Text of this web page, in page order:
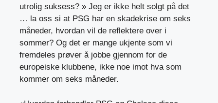
utrolig suksess? » Jeg er ikke helt solgt på det
… la oss si at PSG har en skadekrise om seks
måneder, hvordan vil de reflektere over i
sommer? Og det er mange ukjente som vi
fremdeles prøver å jobbe gjennom for de
europeiske klubbene, ikke noe imot hva som
kommer om seks måneder.